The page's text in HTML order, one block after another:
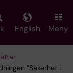
English Meny
”Säkerhet i